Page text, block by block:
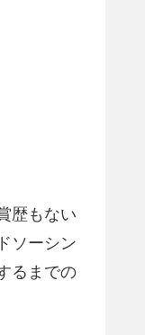
歴もない
ソーシン
るまでの